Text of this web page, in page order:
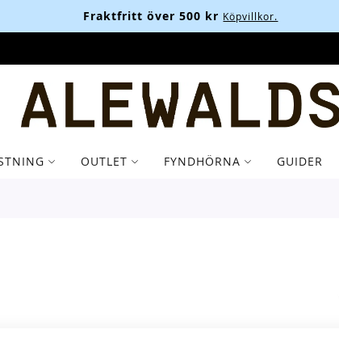
Fraktfritt över 500 kr Köpvillkor.
OUTLET FYNDHÖRNA GUIDER